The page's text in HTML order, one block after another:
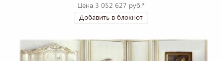
Цена 3 052 627 руб.*
Добавить в блокнот